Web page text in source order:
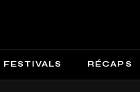
FESTIVALS RÉCAPS